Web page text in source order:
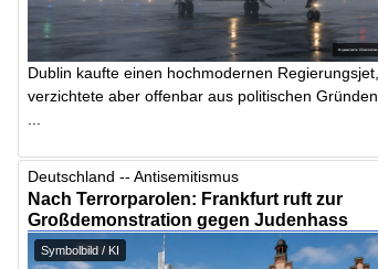
Dublin kaufte einen hochmodernen Regierungsjet,
verzichtete aber offenbar aus politischen Gründen
Deutschland -- Antisemitismus
Nach Terrorparolen: Frankfurt ruft zur
Großdemonstration gegen Judenhass
Symbolbild / KI